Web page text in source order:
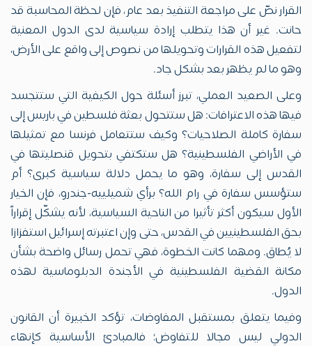
القرار نصّ على مراجعة التنفيذ بعد عام، فإن لحظة المحاسبة قد
حانت. غير أن هذا يتطلب إرادة سياسية لدى الدول المعنية
لتفعيل هذه القرارات وتحويلها من نصوص إلى واقع على الأرض،
وهو ما لم يظهر بعد بشكل جاد.
وعلى الصعيد العملي، تبرز أسئلة حول الكيفية التي ستتجسد
فيها هذه الاعترافات: هل ستتحول بعثة فلسطين في باريس إلى
سفارة كاملة الصلاحيات؟ وكيف ستتعامل فرنسا مع تمثيلها
في الأراضي الفلسطينية؟ هل ستكتفي بتحويل قنصليتها في
القدس إلى سفارة، وهو ما يحمل دلالة سياسية كبرى؟ أم
ستؤسس سفارة في رام الله؟ برأي شميلييه-جندرو، فإن الخيار
الأول سيكون أكثر تأثيرا من الناحية السياسية، لأنه يشكّل إقراراً
بحق الفلسطينيين في القدس، حتى وإن اعتبرته إسرائيل استفزازا
لا يُطاق. ومهما كانت الخطوة، فهي تحمل رسائل واضحة بشأن
مكانة القضية الفلسطينية في الأجندة الدبلوماسية لهذه
الدول.
وفيما يتعلق بمستقبل المفاوضات، تؤكد الخبيرة أن القانون
الدولي ليس مجالا للتفاوض؛ فالمبادئ الأساسية كإنهاء